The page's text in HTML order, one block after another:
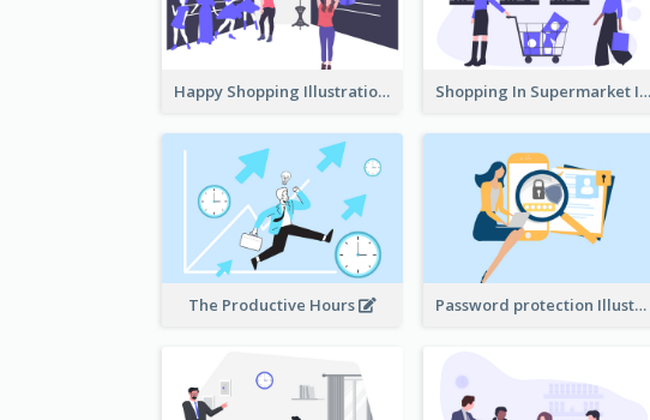
Happy Shopping Illustration Shopping In Supermarket Illustration
The Productive Hours Password protection Illustration 2